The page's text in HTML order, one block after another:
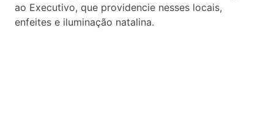
ao Executivo, que providencie nesses locais,
enfeites e iluminação natalina.